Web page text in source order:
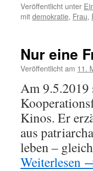
Veröffentlicht unter
mitdemokratie, Frau,
Nur eine
Veröffentlicht am 11.
Am
Kinos. Er
aus
leben –
Weiterlesen